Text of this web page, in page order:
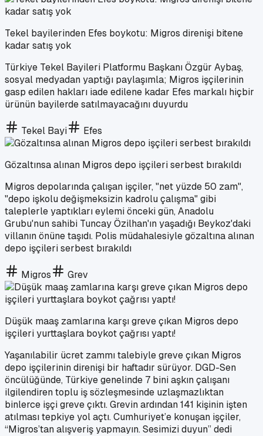
Tekel bayilerinden Efes boykotu: Migros direnişi bitene
kadar satış yok
Türkiye Tekel Bayileri Platformu Başkanı Özgür Aybaş,
sosyal medyadan yaptığı paylaşımla; Migros işçilerinin
gasp edilen hakları iade edilene kadar Efes markalı hiçbir
ürünün bayilerde satılmayacağını duyurdu
Tekel Bayi Efes
Gözaltınsa alınan Migros depo işçileri serbest bırakıldı
Migros depolarında çalışan işçiler, "net yüzde 50 zam",
"depo işkolu değişmeksizin kadrolu çalışma" gibi
taleplerle yaptıkları eylemi önceki gün, Anadolu
Grubu'nun sahibi Tuncay Özilhan'ın yaşadığı Beykoz'daki
villanın önüne taşıdı. Polis müdahalesiyle gözaltına alınan
depo işçileri serbest bırakıldı
Migros Grev
Düşük maaş zamlarına karşı greve çıkan Migros depo
işçileri yurttaşlara boykot çağrısı yaptı!
Yaşanılabilir ücret zammı talebiyle greve çıkan Migros
depo işçilerinin direnişi bir haftadır sürüyor. DGD-Sen
öncülüğünde, Türkiye genelinde 7 bini aşkın çalışanı
ilgilendiren toplu iş sözleşmesinde uzlaşmazlıktan
binlerce işçi greve çıktı. Grevin ardından 141 kişinin işten
atılması tepkiye yol açtı. Cumhuriyet’e konuşan işçiler,
“Migros’tan alışveriş yapmayın. Sesimizi duyun” dedi